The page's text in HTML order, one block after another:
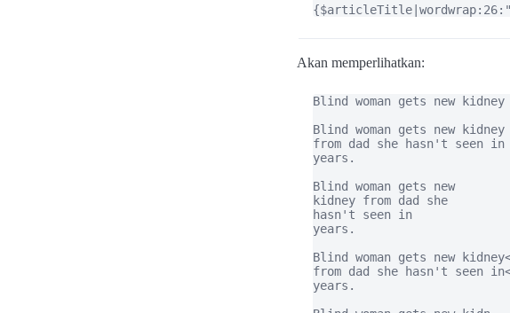
Akan memperlihatkan:
Blind woman gets new
Blind woman gets new kidney
from dad she hasn't seen in
years.
Blind woman gets new
kidney from dad she
hasn't seen in
years.
Blind woman gets new
from dad she hasn't seen
years.